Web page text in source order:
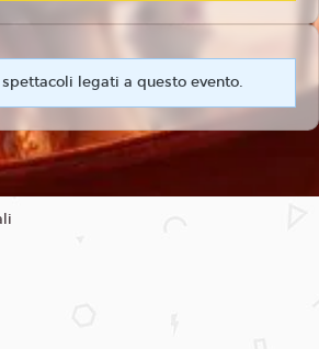
spettacoli legati a questo evento.